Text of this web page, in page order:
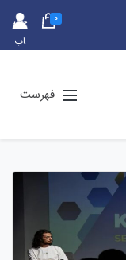
حس
اب
0
فهرست